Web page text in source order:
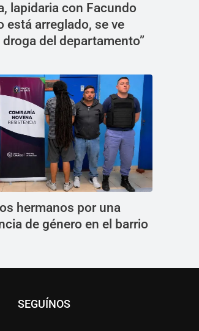
lapidaria con Facundo
está arreglado, se ve
del departamento”
hermanos por una
de género en el barrio
SEGUÍNOS